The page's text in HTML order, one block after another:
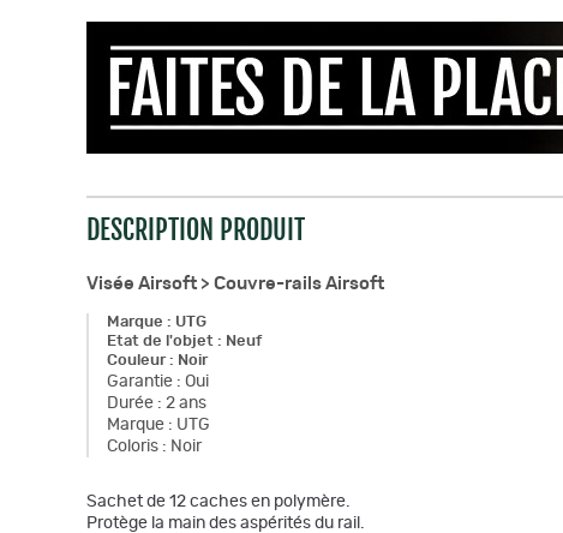
DESCRIPTION PRODUIT
Visée Airsoft > Couvre-rails Airsoft
Marque : UTG
Etat de l'objet : Neuf
Couleur: Noir
Garantie : Oui
Durée : 2 ans
Marque : UTG
Coloris : Noir
Sachet de 12 caches en polymère.
Protège la main des aspérités du rail.